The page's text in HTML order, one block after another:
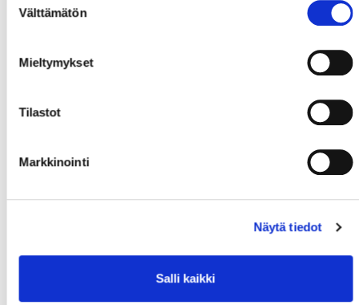
valinta
Välttämätön
Mieltymykset
Tilastot
Markkinointi
Näytä tiedot
Salli kaikki